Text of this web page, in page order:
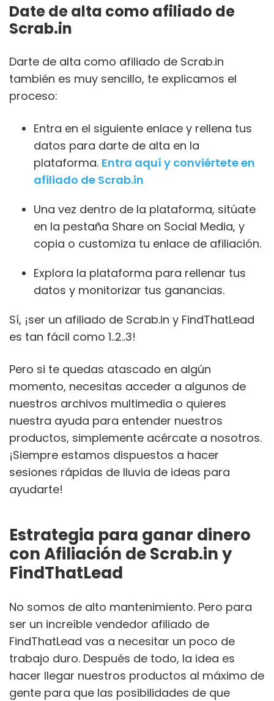
Date de alta como afiliado de
Scrab.in
Darte de alta como afiliado de Scrab.in
también es muy sencillo, te explicamos el
proceso:
Entra en el siguiente enlace y rellena tus
datos para darte de alta en la
plataforma. Entra aquí y conviértete en
afiliado de Scrab.in
Una vez dentro de la plataforma, sitúate
en la pestaña Share on Social Media, y
copia o customiza tu enlace de afiliación.
Explora la plataforma para rellenar tus
datos y monitorizar tus ganancias.
Sí, ¡ser un afiliado de Scrab.in y FindThatLead
es tan fácil como 1..2..3!
Pero si te quedas atascado en algún
momento, necesitas acceder a algunos de
nuestros archivos multimedia o quieres
nuestra ayuda para entender nuestros
productos, simplemente acércate a nosotros.
¡Siempre estamos dispuestos a hacer
sesiones rápidas de lluvia de ideas para
ayudarte!
Estrategia para ganar dinero
con Afiliación de Scrab.in y
FindThatLead
No somos de alto mantenimiento. Pero para
ser un increíble vendedor afiliado de
FindThatLead vas a necesitar un poco de
trabajo duro. Después de todo, la idea es
hacer llegar nuestros productos al máximo de
gente para que las posibilidades de que